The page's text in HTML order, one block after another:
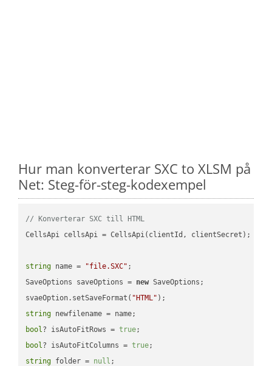
Hur man konverterar SXC to XLSM på
Net: Steg-för-steg-kodexempel
// Konverterar SXC till HTML
CellsApi cellsApi = CellsApi(clientId, clientSecret);
string name = "file.SXC" ;
SaveOptions saveOptions = new SaveOptions;
svaeOption.setSaveFormat( "HTML"
string
bool? isAutoFitRows = true
bool? isAutoFitColumns = true
string folder = null